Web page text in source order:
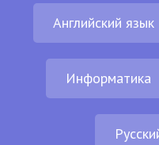
Английский язык
Информатика